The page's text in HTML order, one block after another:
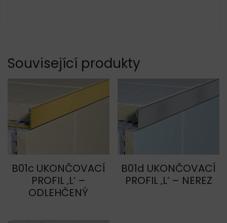
Související produkty
B01c UKONČOVACÍ
PROFIL ‚L‘ –
ODLEHČENÝ
B01d UKONČOVACÍ
PROFIL ‚L‘ – NEREZ